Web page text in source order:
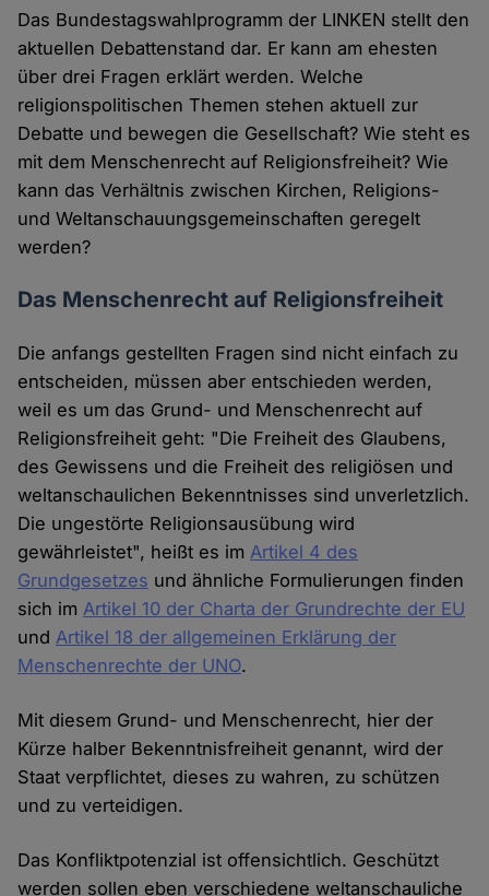
Das Bundestagswahlprogramm der LINKEN stellt den
aktuellen Debattenstand dar. Er kann am ehesten
über drei Fragen erklärt werden. Welche
religionspolitischen Themen stehen aktuell zur
Debatte und bewegen die Gesellschaft? Wie steht es
mit dem Menschenrecht auf Religionsfreiheit? Wie
kann das Verhältnis zwischen Kirchen, Religions-
und Weltanschauungsgemeinschaften geregelt
werden?
Das Menschenrecht auf Religionsfreiheit
Die anfangs gestellten Fragen sind nicht einfach zu
entscheiden, müssen aber entschieden werden,
weil es um das Grund- und Menschenrecht auf
Religionsfreiheit geht: "Die Freiheit des Glaubens,
des Gewissens und die Freiheit des religiösen und
weltanschaulichen Bekenntnisses sind unverletzlich.
Die ungestörte Religionsausübung wird
gewährleistet", heißt es imArtikel 4 des
Grundgesetzes und ähnliche Formulierungen finden
sich imArtikel 10 der Charta der Grundrechte der EU
undArtikel 18 der allgemeinen Erklärung der
Menschenrechte der UNO.
Mit diesem Grund- und Menschenrecht, hier der
Kürze halber Bekenntnisfreiheit genannt, wird der
Staat verpflichtet, dieses zu wahren, zu schützen
und zu verteidigen.
Das Konfliktpotenzial ist offensichtlich. Geschützt
werden sollen eben verschiedene weltanschauliche